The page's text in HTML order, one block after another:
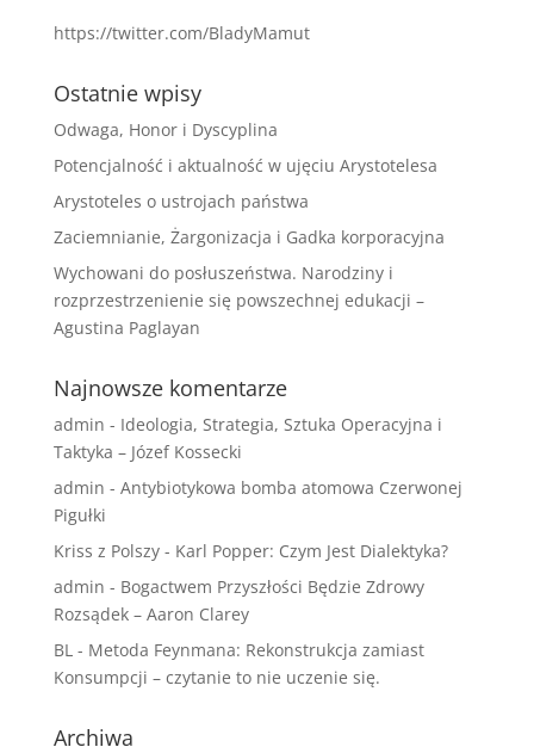
https://twitter.com/BladyMamut
Ostatnie wpisy
Odwaga, Honor i Dyscyplina
Potencjalność i aktualność w ujęciu Arystotelesa
Arystoteles o ustrojach państwa
Zaciemnianie, Żargonizacja i Gadka korporacyjna
Wychowani do posłuszeństwa. Narodziny i
rozprzestrzenienie się powszechnej edukacji –
Agustina Paglayan
Najnowsze komentarze
admin - Ideologia, Strategia, Sztuka Operacyjna i
Taktyka – Józef Kossecki
admin - Antybiotykowa bomba atomowa Czerwonej
Pigułki
Kriss z Polszy- Karl Popper: Czym Jest Dialektyka?
admin - Bogactwem Przyszłości Będzie Zdrowy
Rozsądek – Aaron Clarey
BL- Metoda Feynmana: Rekonstrukcja zamiast
Konsumpcji – czytanie to nie uczenie się.
Archiwa